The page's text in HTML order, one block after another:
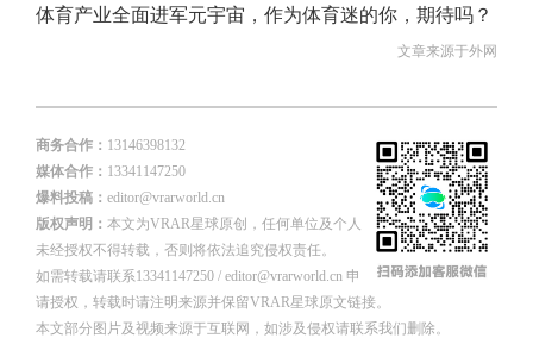
体育产业全面进军元宇宙，作为体育迷的你，期待吗？
文章来源于外网
商务合作： 13146398132
媒体合作： 13341147250
爆料投稿： editor@vrarworld.cn
版权声明： 本文为VRAR星球原创，任何单位及个人
未经授权不得转载，否则将依法追究侵权责任。
如需转载请联系13341147250 / editor@vrarworld.cn 申
请授权，转载时请注明来源并保留VRAR星球原文链接。
本文部分图片及视频来源于互联网，如涉及侵权请联系我们删除。